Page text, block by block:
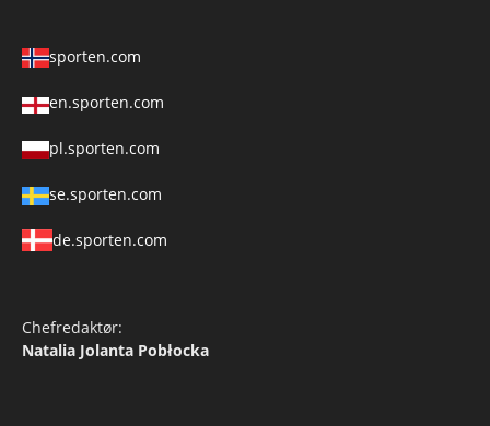
sporten.com
en.sporten.com
pl.sporten.com
se.sporten.com
de.sporten.com
Chefredaktør:
Natalia Jolanta Pobłocka